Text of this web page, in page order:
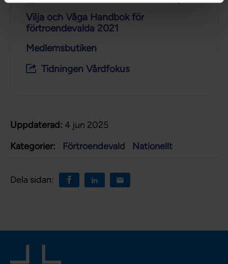
Vilja och Våga Handbok för
förtroendevalda 2021
Medlemsbutiken
Tidningen Vårdfokus
Uppdaterad: 4 jun 2025
Kategorier:
Förtroendevald Nationellt
Dela sidan: